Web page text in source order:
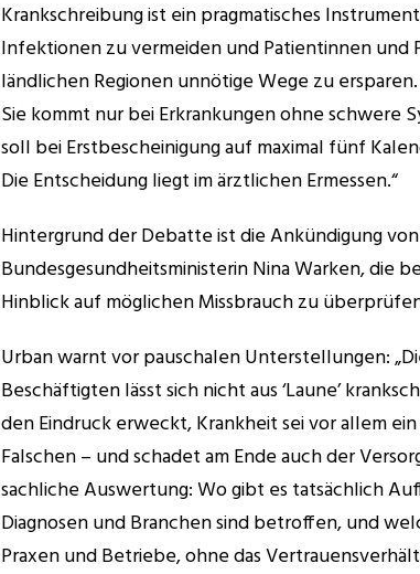
Krankschreibung ist ein pragmatisches
Infektionen zu vermeiden und Patientinnen und
ländlichen Regionen unnötige Wege zu
Sie kommt nur bei Erkrankungen ohne schwere
soll bei Erstbescheinigung auf maximal fünf
Die Entscheidung liegt im ärztlichen Ermessen.“
Hintergrund der Debatte ist die Ankündigung von
Bundesgesundheitsministerin Nina Warken, die
Hinblick auf möglichen Missbrauch zu
Urban warnt vor pauschalen Unterstellungen:
Beschäftigten lässt sich nicht aus ‘Laune’
den Eindruck erweckt, Krankheit sei vor allem
Falschen – und schadet am Ende auch der
sachliche Auswertung: Wo gibt es tatsächlich
Diagnosen und Branchen sind betroffen, und
Praxen und Betriebe, ohne das